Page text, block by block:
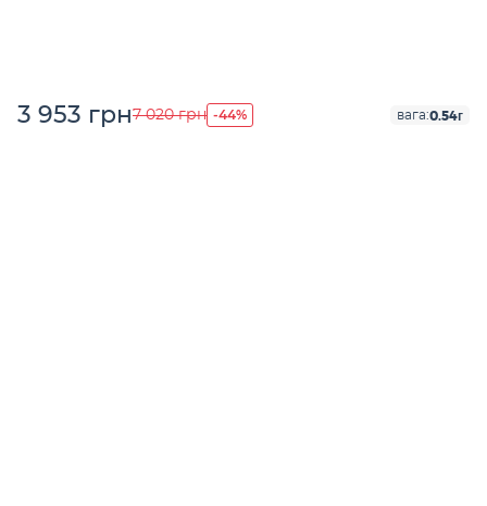
3 953 грн7 020 грн -44% вага:0.54г